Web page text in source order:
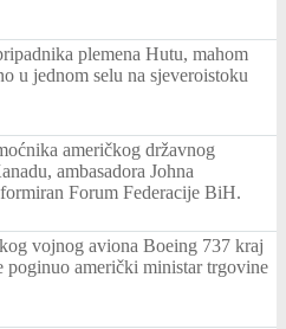
plemena Hutu, mahom
u jednom selu na sjeveroistoku
američkog državnog
ambasadora Johna
Forum Federacije BiH.
vojnog aviona Boeing 737 kraj
američki ministar trgovine